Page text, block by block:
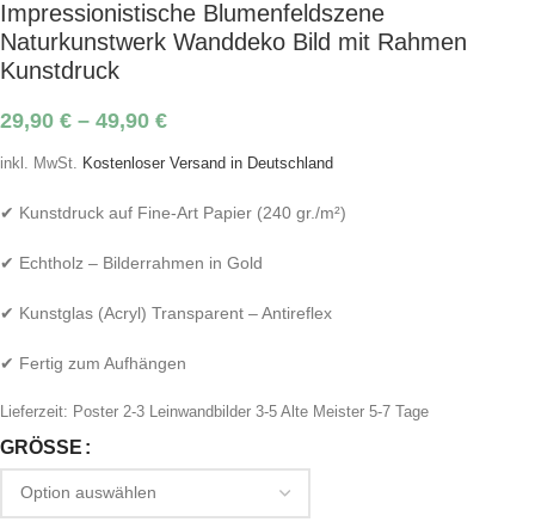
Impressionistische Blumenfeldszene
Naturkunstwerk Wanddeko Bild mit Rahmen
Kunstdruck
29,90 € – 49,90 €
inkl. MwSt. Kostenloser Versand in Deutschland
✔ Kunstdruck auf Fine-Art Papier (240 gr./m²)
✔ Echtholz – Bilderrahmen in Gold
✔ Kunstglas (Acryl) Transparent – Antireflex
✔ Fertig zum Aufhängen
Lieferzeit: Poster 2-3 Leinwandbilder 3-5 Alte Meister 5-7 Tage
GRÖSSE